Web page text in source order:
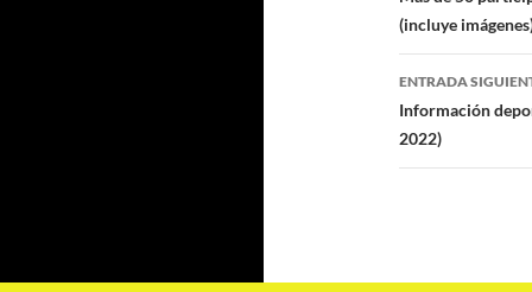
entradas
(incluye
ENTRADA
Información
2022)